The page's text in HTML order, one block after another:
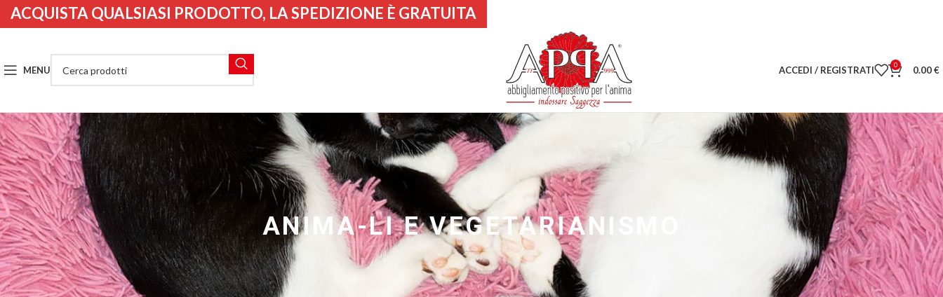
MENU ACCEDI / REGISTRATI 0 0.00€
ANIMA-LI E VEGETARIANISMO
ACQUISTA QUALSIASI PRODOTTO, LA SPEDIZIONE È GRATUITA